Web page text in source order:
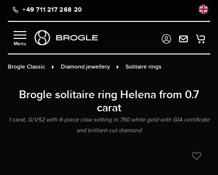
content+49 711 217 268 20
Brogle Classic Diamond jewellery Solitaire rings
Brogle solitaire ring Helena from 0.7
carat
1 carat, G/VS2 with 6-piece claw setting in 750 white gold with GIA certificate
and brilliant-cut diamond